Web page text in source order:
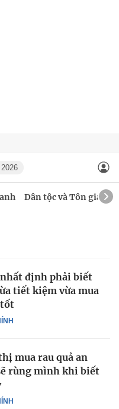
Dân tộc và Tôn giáo
định phải biết
tiết kiệm vừa mua
tốt
mua rau quả an
rùng mình khi biết